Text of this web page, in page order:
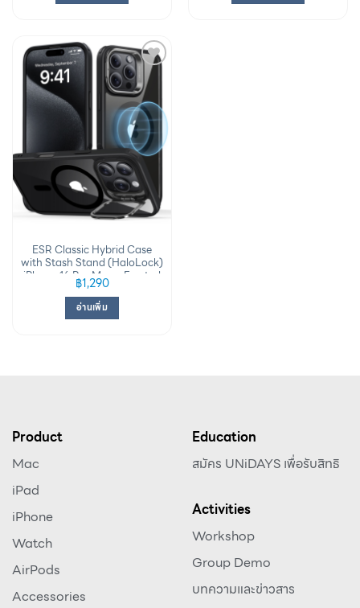
Add to
wishlist
ESR Classic Hybrid Case
with Stash Stand (HaloLock)
iPhone 16 Pro Max – Frosted
Black
฿1,290
อ่านเพิ่ม
Product
Mac
iPad
iPhone
Watch
AirPods
Accessories
Education
สมัคร UNiDAYS เพื่อรับสิทธิ
Activities
Workshop
Group Demo
บทความและข่าวสาร